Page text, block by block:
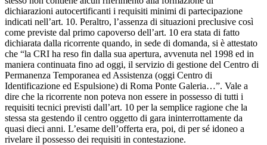
dichiarazioni autocertificanti i requisiti minimi di partecipazione
indicati nell’art. 10. Peraltro, l’assenza di situazioni preclusive così
come previste dal primo capoverso dell’art. 10 era stata di fatto
dichiarata dalla ricorrente quando, in sede di domanda, si è attestato
che “la CRI ha reso fin dalla sua apertura, avvenuta nel 1998 ed in
maniera continuata fino ad oggi, il servizio di gestione del Centro di
Permanenza Temporanea ed Assistenza (oggi Centro di
Identificazione ed Espulsione) di Roma Ponte Galeria…”. Vale a
dire che la ricorrente non poteva non essere in possesso di tutti i
requisiti tecnici previsti dall’art. 10 per la semplice ragione che la
stessa sta gestendo il centro oggetto di gara ininterrottamente da
quasi dieci anni. L’esame dell’offerta era, poi, di per sé idoneo a
rivelare il possesso dei requisiti in contestazione.